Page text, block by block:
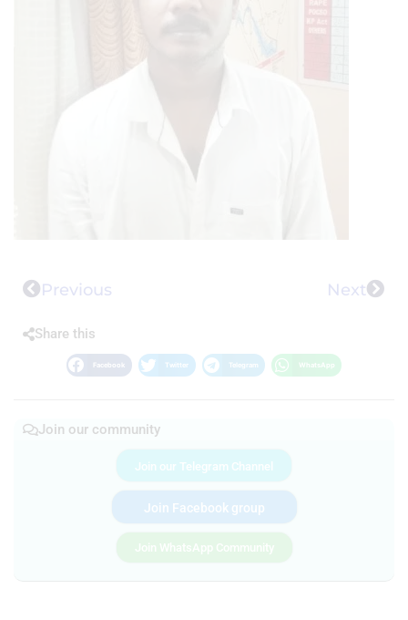
Previous Next
Share this
Facebook Twitter Telegram WhatsApp
Join our community
Join our Telegram Channel
Join Facebook group
Join WhatsApp Community